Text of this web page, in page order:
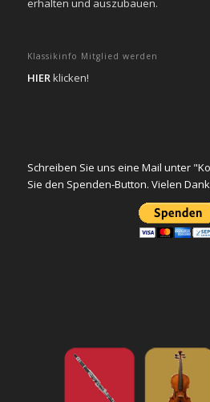
erhalten und auszubauen.
Klassikinfo Mitglied werden
HIERklicken!
Schreiben Sie uns eine Mail unter
Sie den Spenden-Button. Vielen